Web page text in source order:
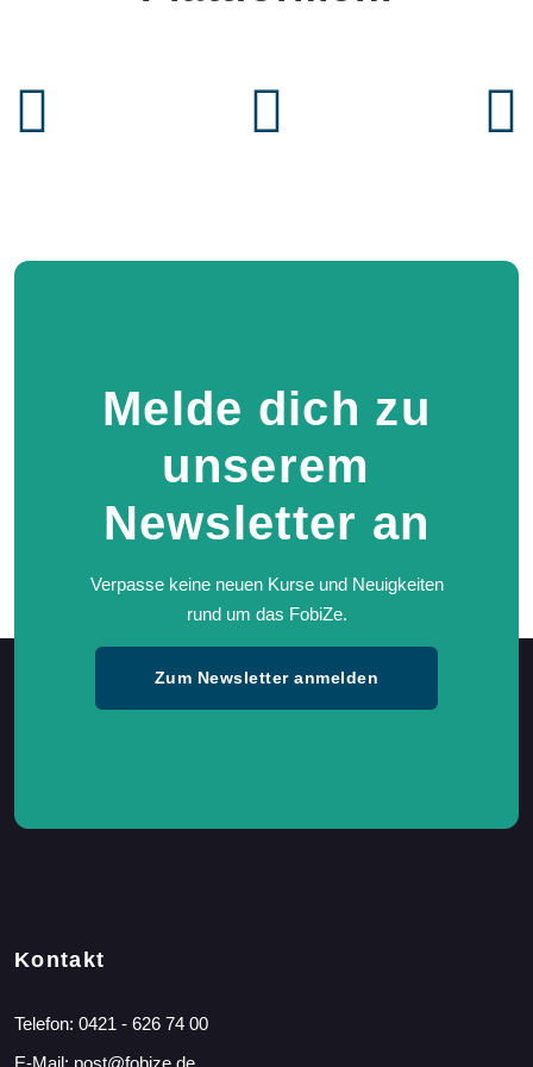
Melde dich zu
unserem
Newsletter an
Verpasse keine neuen Kurse und Neuigkeiten
rund um das FobiZe.
Zum Newsletter anmelden
Kontakt
Telefon: 0421 - 626 74 00
E-Mail: post@fobize.de